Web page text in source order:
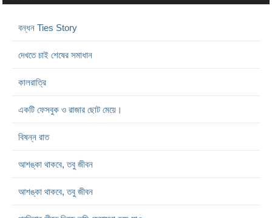
বন্ধন Ties Story
দেখতে চাই শেষের সমাধান
কালরাত্রি
একটি ফেসবুক ও রাজার ছোট মেয়ে।
বিষন্ন রাত
আশঙ্কা থাকবে, তবু জীবন
আশঙ্কা থাকবে, তবু জীবন